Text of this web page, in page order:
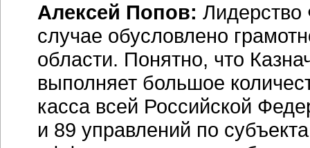
Алексей Попов: Лидерство
случае обусловлено
области. Понятно, что
выполняет большое
касса всей Российской
и 89 управлений по